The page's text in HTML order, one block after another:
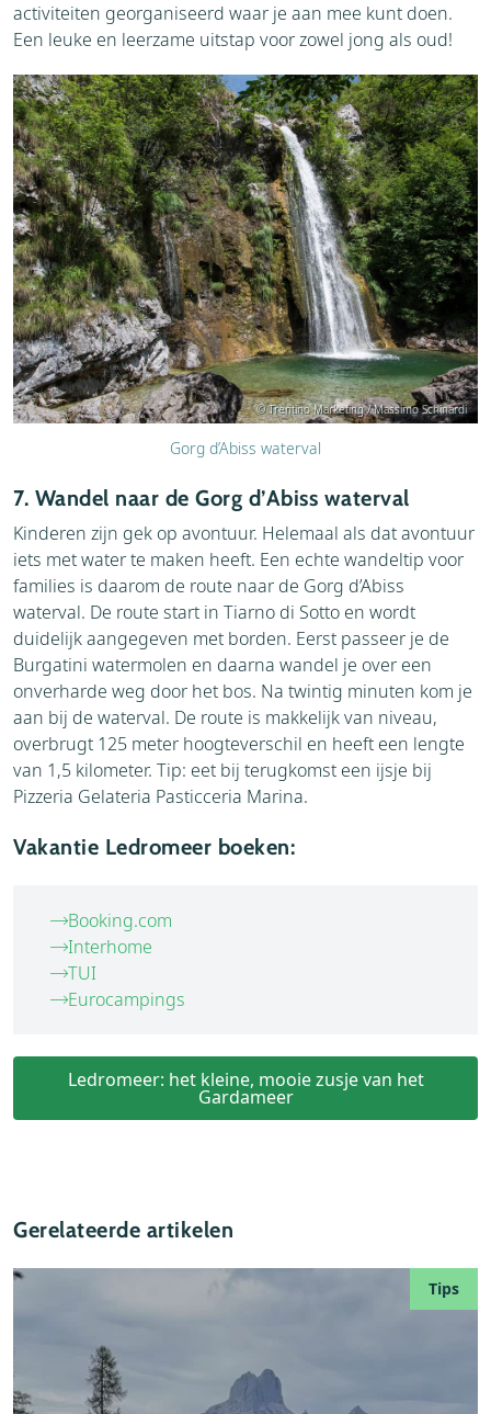
activiteiten georganiseerd waar je aan mee kunt doen.
Een leuke en leerzame uitstap voor zowel jong als oud!
© Trentino Marketing / Massimo Schinardi
Gorg d’Abiss waterval
7. Wandel naar de Gorg d’Abiss waterval
Kinderen zijn gek op avontuur. Helemaal als dat avontuur
iets met water te maken heeft. Een echte wandeltip voor
families is daarom de route naar de Gorg d’Abiss
waterval. De route start in Tiarno di Sotto en wordt
duidelijk aangegeven met borden. Eerst passeer je de
Burgatini watermolen en daarna wandel je over een
onverharde weg door het bos. Na twintig minuten kom je
aan bij de waterval. De route is makkelijk van niveau,
overbrugt 125 meter hoogteverschil en heeft een lengte
van 1,5 kilometer. Tip: eet bij terugkomst een ijsje bij
Pizzeria Gelateria Pasticceria Marina.
Vakantie Ledromeer boeken:
Booking.com
Interhome
TUI
Eurocampings
Ledromeer: het kleine, mooie zusje van het
Gardameer
Gerelateerde artikelen
Tips